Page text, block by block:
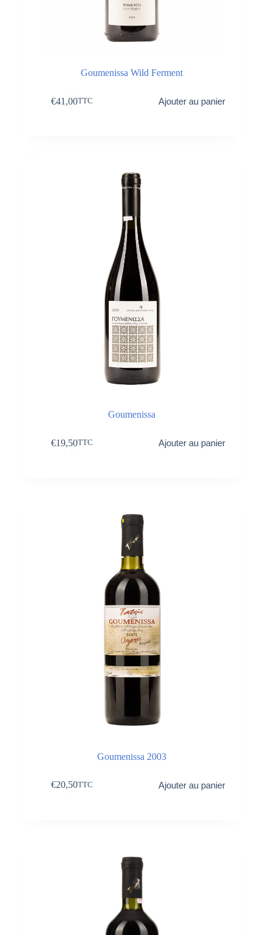
Goumenissa Wild Ferment
€41,00TTC Ajouter au panier
Goumenissa
€19,50TTC Ajouter au panier
Goumenissa 2003
€20,50TTC Ajouter au panier